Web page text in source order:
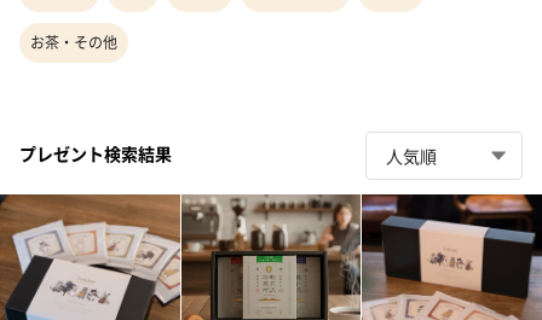
お茶・その他
プレゼント検索結果